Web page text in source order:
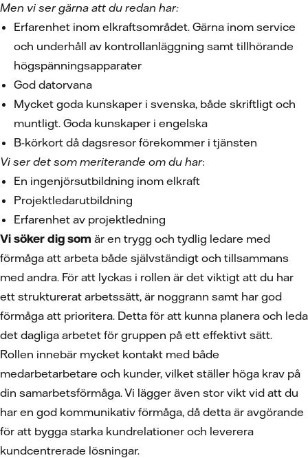
Men vi ser gärna att du redan har:
Erfarenhet inom elkraftsområdet. Gärna inom service
och underhåll av kontrollanläggning samt tillhörande
högspänningsapparater
God datorvana
Mycket goda kunskaper i svenska, både skriftligt och
muntligt. Goda kunskaper i engelska
B-körkort då dagsresor förekommer i tjänsten
Vi ser det som meriterande om du har:
En ingenjörsutbildning inom elkraft
Projektledarutbildning
Erfarenhet av projektledning
Vi söker dig som är en trygg och tydlig ledare med
förmåga att arbeta både självständigt och tillsammans
med andra. För att lyckas i rollen är det viktigt att du har
ett strukturerat arbetssätt, är noggrann samt har god
förmåga att prioritera. Detta för att kunna planera och leda
det dagliga arbetet för gruppen på ett effektivt sätt.
Rollen innebär mycket kontakt med både
medarbetarbetare och kunder, vilket ställer höga krav på
din samarbetsförmåga. Vi lägger även stor vikt vid att du
har en god kommunikativ förmåga, då detta är avgörande
för att bygga starka kundrelationer och leverera
kundcentrerade lösningar.